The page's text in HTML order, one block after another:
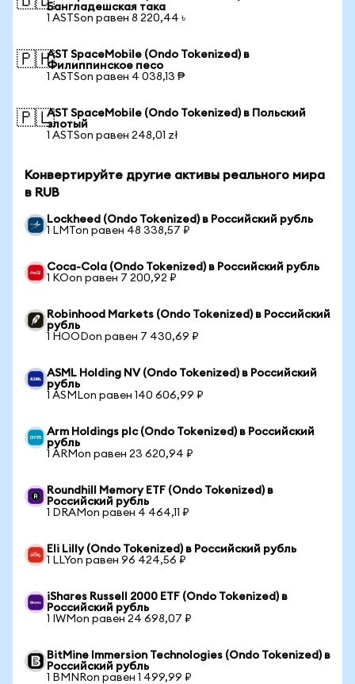
Бангладешская така
1 ASTSon равен 8 220,44 ৳
🇵🇭AST SpaceMobile (Ondo Tokenized) в
Филиппинское песо
1 ASTSon равен 4 038,13 ₱
🇵🇱AST SpaceMobile (Ondo Tokenized) в Польский
злотый
1 ASTSon равен 248,01 zł
Конвертируйте другие активы реального мира
в RUB
Lockheed (Ondo Tokenized) в Российский рубль
1 LMTon равен 48 338,57 ₽
Coca-Cola (Ondo Tokenized) в Российский рубль
1 KOon равен 7 200,92 ₽
Robinhood Markets (Ondo Tokenized) в Российский
рубль
1 HOODon равен 7 430,69 ₽
ASML Holding NV (Ondo Tokenized) в Российский
рубль
1 ASMLon равен 140 606,99 ₽
Arm Holdings plc (Ondo Tokenized) в Российский
рубль
1 ARMon равен 23 620,94 ₽
Roundhill Memory ETF (Ondo Tokenized) в
Российский рубль
1 DRAMon равен 4 464,11 ₽
Eli Lilly (Ondo Tokenized) в Российский рубль
1 LLYon равен 96 424,56 ₽
iShares Russell 2000 ETF (Ondo Tokenized) в
Российский рубль
1 IWMon равен 24 698,07 ₽
BitMine Immersion Technologies (Ondo Tokenized) в
Российский рубль
1 BMNRon равен 1 499,99 ₽